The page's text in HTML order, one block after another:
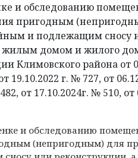
и обследованию
пригодным
и подлежащим сносу
жилым домом и жилого
Климовского района от
19.10.2022 г. № 727, от
от 17.10.2024г. № 510,
и обследованию
(непригодным) для